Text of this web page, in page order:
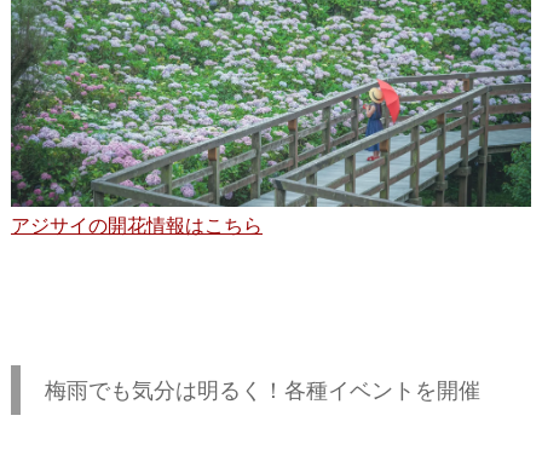
アジサイの開花情報はこちら
梅雨でも気分は明るく！各種イベントを開催